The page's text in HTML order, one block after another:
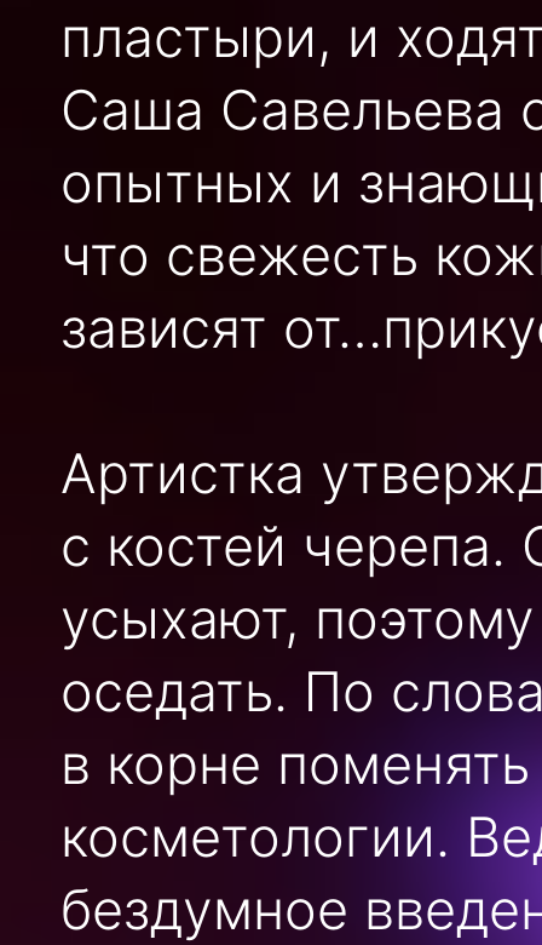
пластыри, и
Саша Савельева
опытных и
что свежесть
зависят
Артистка
с костей
усыхают,
оседать. По
в корне
косметологии.
бездумное